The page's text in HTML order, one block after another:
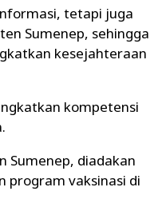
tetapi juga
Sumenep, sehingga
kesejahteraan
kompetensi
Sumenep, diadakan
program vaksinasi di